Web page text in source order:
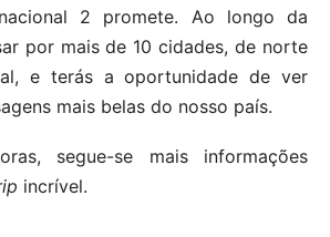
2 promete. Ao longo da
por mais de 10 cidades, de norte
e terás a oportunidade de ver
mais belas do nosso país.
segue-se mais informações
incrível.